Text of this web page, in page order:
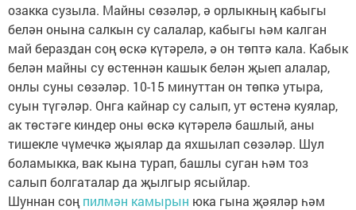
озакка сузыла. Майны сөзәләр, ә орлыкның кабыгы
белән онына салкын су салалар, кабыгы һәм калган
май бераздан соң өскә күтәрелә, ә он төптә кала. Кабык
белән майны су өстеннән кашык белән җыеп алалар,
онлы суны сөзәләр. 10-15 минуттан он төпкә утыра,
суын түгәләр. Онга кайнар су салып, ут өстенә куялар,
ак төстәге киндер оны өскә күтәрелә башлый, аны
тишекле чүмечкә җыялар да яхшылап сөзәләр. Шул
боламыкка, вак кына турап, башлы суган һәм тоз
салып болгаталар да җылгыр ясыйлар.
Шуннан соң пилмән камырын юка гына җәяләр һәм